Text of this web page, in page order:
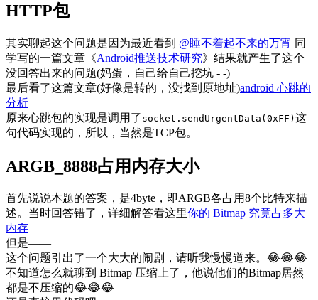
HTTP包
其实聊起这个问题是因为最近看到 @睡不着起不来的万宵 同
学写的一篇文章《Android推送技术研究》结果就产生了这个
没回答出来的问题(妈蛋，自己给自己挖坑 - -)
最后看了这篇文章(好像是转的，没找到原地址)android 心跳的
分析
原来心跳包的实现是调用了 socket.sendUrgentData(0xFF) 这
句代码实现的，所以，当然是TCP包。
ARGB_8888占用内存大小
首先说说本题的答案，是4byte，即ARGB各占用8个比特来描
述。当时回答错了，详细解答看这里你的 Bitmap 究竟占多大
内存
但是——
这个问题引出了一个大大的闹剧，请听我慢慢道来。😂😂😂
不知道怎么就聊到 Bitmap 压缩上了，他说他们的Bitmap居然
都是不压缩的😂😂😂